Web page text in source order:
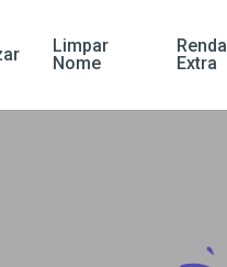
Limpar
Nome
Renda
Extra